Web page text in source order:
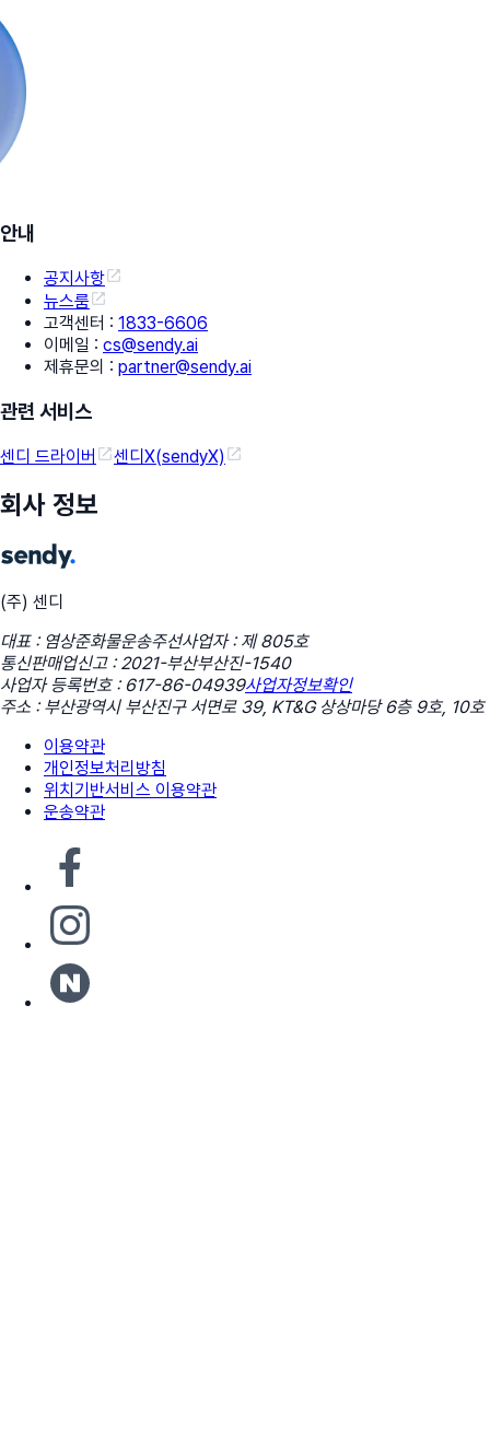
안내
공지사항
뉴스룸
고객센터 : 1833-6606
이메일 : cs@sendy.ai
제휴문의 : partner@sendy.ai
관련 서비스
센디 드라이버 센디X(sendyX)
회사 정보
(주) 센디
대표 : 염상준화물운송주선사업자 : 제 805호
통신판매업신고 : 2021-부산부산진-1540
사업자 등록번호 : 617-86-04939사업자정보확인
주소 : 부산광역시 부산진구 서면로 39, KT&G 상상마당 6층 9호, 10호
이용약관
개인정보처리방침
위치기반서비스 이용약관
운송약관